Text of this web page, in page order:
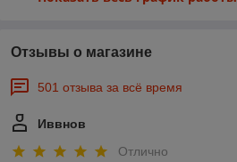
Отзывы о магазине
501 отзыва за всё время
Иввнов
Отлично